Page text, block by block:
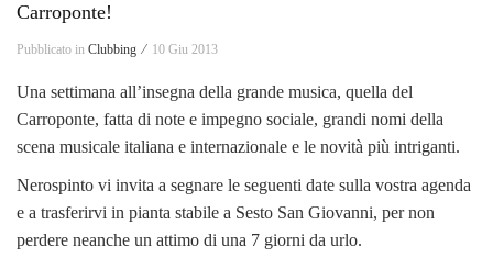
Carroponte!
Pubblicato in Clubbing ⁄ 10 Giu 2013
Una settimana all’insegna della grande musica, quella del
Carroponte, fatta di note e impegno sociale, grandi nomi della
scena musicale italiana e internazionale e le novità più intriganti.
Nerospinto vi invita a segnare le seguenti date sulla vostra agenda
e a trasferirvi in pianta stabile a Sesto San Giovanni, per non
perdere neanche un attimo di una 7 giorni da urlo.